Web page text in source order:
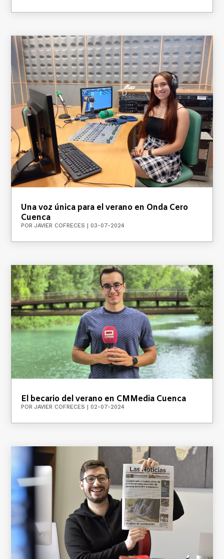
Una voz única para el verano en Onda Cero
Cuenca
PORJAVIER COFRECES | 03-07-2024
El becario del verano en CMMedia Cuenca
PORJAVIER COFRECES | 02-07-2024